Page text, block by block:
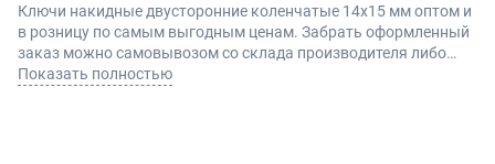
Ключи накидные двусторонние коленчатые 14x15 мм оптом и
в розницу по самым выгодным ценам. Забрать оформленный
заказ можно самовывозом со склада производителя либо
оформив доставку по Москве и другие регионы России.
Показать полностью